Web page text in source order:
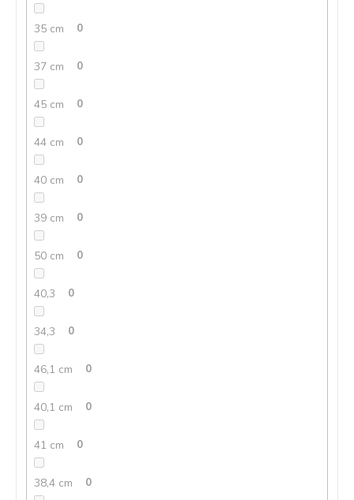
35 cm 0
37 cm 0
45 cm 0
44 cm 0
40 cm 0
39 cm 0
50 cm 0
40,3 0
34,3 0
46,1 cm 0
40,1 cm 0
41 cm 0
38,4 cm 0